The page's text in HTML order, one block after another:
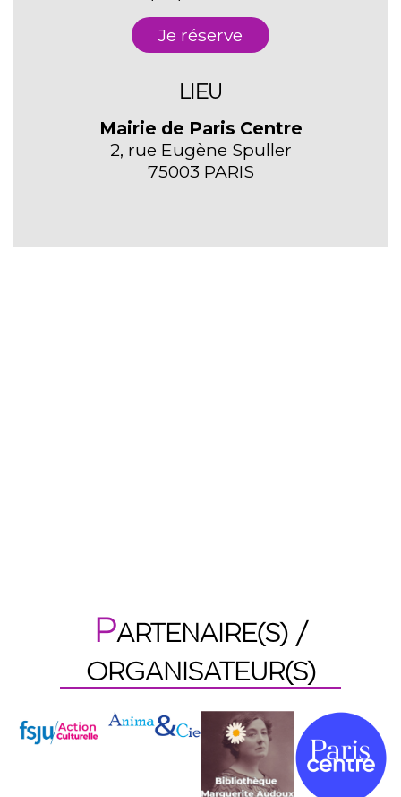
Je réserve
LIEU
Mairie de Paris Centre
2, rue Eugène Spuller
75003 PARIS
PARTENAIRE(S) /
ORGANISATEUR(S)